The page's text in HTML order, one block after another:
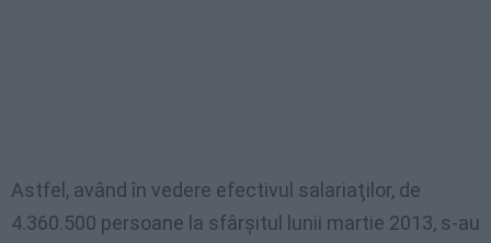
Astfel, având în vedere efectivul salariaţilor, de
4.360.500 persoane la sfârşitul lunii martie 2013, s-au